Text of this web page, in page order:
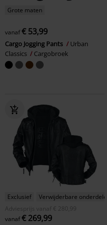
Grote maten
vanaf€ 53,99
Cargo Jogging Pants
Urban
Classics
Cargobroek
Exclusief
Verwijderbare onderdelen
Adviesprijs
vanaf € 280,99
vanaf€ 269,99